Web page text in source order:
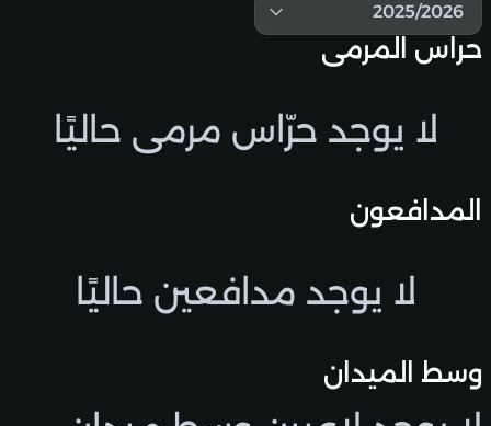
2025/2026
حراس المرمى
لا يوجد حرّاس مرمى حاليًا
المدافعون
لا يوجد مدافعين حاليًا
وسط الميدان